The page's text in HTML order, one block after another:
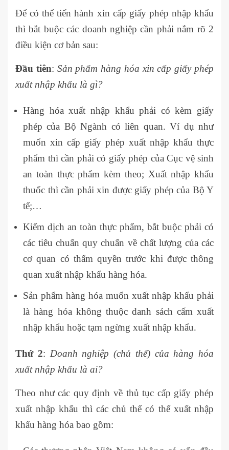
Để có thể tiến hành xin cấp giấy phép nhập khẩu
thì bắt buộc các doanh nghiệp cần phải nắm rõ 2
điều kiện cơ bản sau:
Đầu tiên: Sản phẩm hàng hóa xin cấp giấy phép
xuất nhập khẩu là gì?
Hàng hóa xuất nhập khẩu phải có kèm giấy
phép của Bộ Ngành có liên quan. Ví dụ như
muốn xin cấp giấy phép xuất nhập khẩu thực
phẩm thì cần phải có giấy phép của Cục vệ sinh
an toàn thực phẩm kèm theo; Xuất nhập khẩu
thuốc thì cần phải xin được giấy phép của Bộ Y
tế;…
Kiểm dịch an toàn thực phẩm, bắt buộc phải có
các tiêu chuẩn quy chuẩn về chất lượng của các
cơ quan có thẩm quyền trước khi được thông
quan xuất nhập khẩu hàng hóa.
Sản phẩm hàng hóa muốn xuất nhập khẩu phải
là hàng hóa không thuộc danh sách cấm xuất
nhập khẩu hoặc tạm ngừng xuất nhập khẩu.
Thứ 2: Doanh nghiệp (chủ thể) của hàng hóa
xuất nhập khẩu là ai?
Theo như các quy định về thủ tục cấp giấy phép
xuất nhập khẩu thì các chủ thể có thể xuất nhập
khẩu hàng hóa bao gồm: